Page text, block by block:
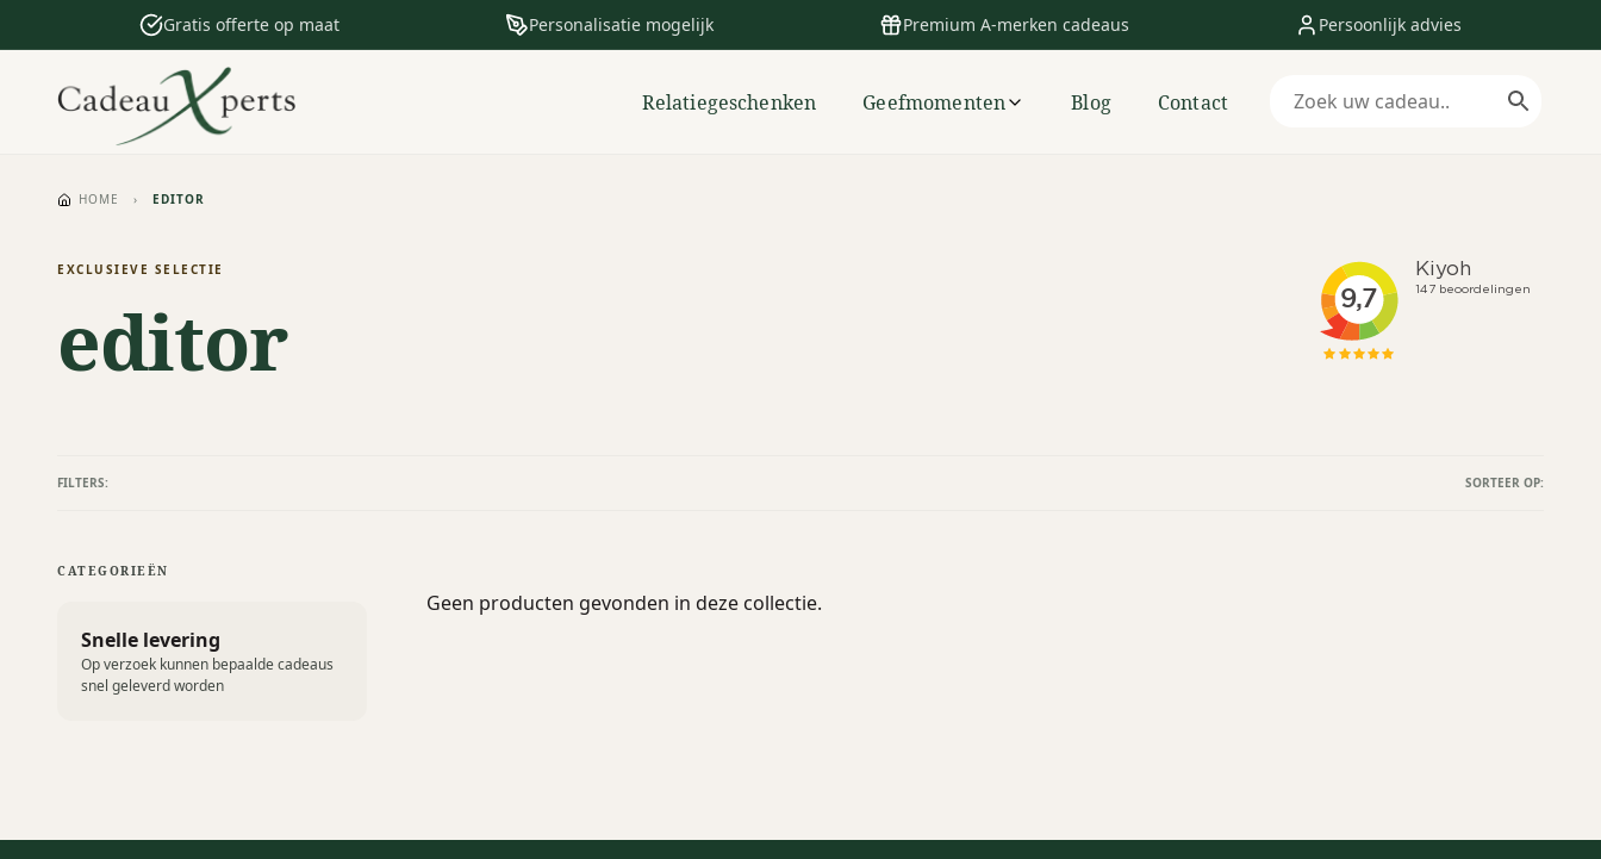
Gratis offerte op maat Personalisatie mogelijk Premium A-merken cadeaus Persoonlijk advies
Relatiegeschenken Geefmomenten Blog Contact
HOME › EDITOR
EXCLUSIEVE SELECTIE
editor
FILTERS: SORTEER OP:
CATEGORIEËN
Snelle levering
Op verzoek kunnen bepaalde cadeaus
snel geleverd worden
Geen producten gevonden in deze collectie.